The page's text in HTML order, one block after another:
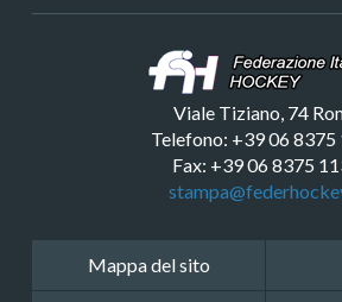
Viale Tiziano, 74
Telefono: +39 06 8375
Fax: +39 06 8375
Mappa del sito